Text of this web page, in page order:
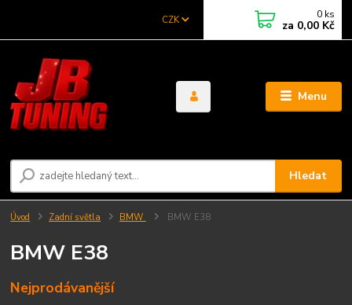
Menu
CZK
Hledat
0 ks
za 0,00 Kč
Úvod Zadní světla BMW BMW E38
BMW E38
Nejprodávanější